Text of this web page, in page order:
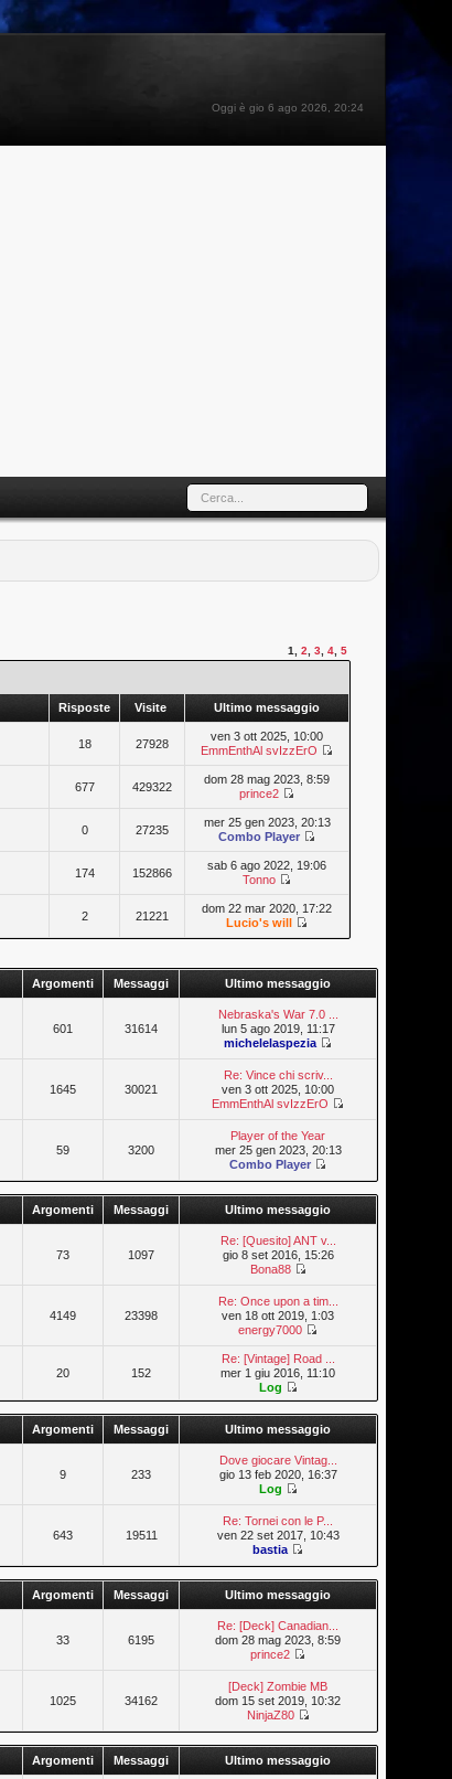
Oggi è gio 6 ago 2026, 20:24
1 ,2 ,3 ,4 ,5
Risposte Visite Ultimo messaggio
18 27928
ven 3 ott 2025, 10:00
EmmEnthAl svIzzErO
677 429322
dom 28 mag 2023, 8:59
prince2
0 27235
mer 25 gen 2023, 20:13
Combo Player
174 152866
sab 6 ago 2022, 19:06
Tonno
2 21221
dom 22 mar 2020, 17:22
Lucio's will
Argomenti Messaggi Ultimo messaggio
601 31614
Nebraska's War 7.0 ...
lun 5 ago 2019, 11:17
michelelaspezia
1645 30021
Re: Vince chi scriv...
ven 3 ott 2025, 10:00
EmmEnthAl svIzzErO
59 3200
Player of the Year
mer 25 gen 2023, 20:13
Combo Player
Argomenti Messaggi Ultimo messaggio
73 1097
Re: [Quesito] ANT v...
gio 8 set 2016, 15:26
Bona88
4149 23398
Re: Once upon a tim...
ven 18 ott 2019, 1:03
energy7000
20 152
Re: [Vintage] Road ...
mer 1 giu 2016, 11:10
Log
Argomenti Messaggi Ultimo messaggio
9 233
Dove giocare Vintag...
gio 13 feb 2020, 16:37
Log
643 19511
Re: Tornei con le P...
ven 22 set 2017, 10:43
bastia
Argomenti Messaggi Ultimo messaggio
33 6195
Re: [Deck] Canadian...
dom 28 mag 2023, 8:59
prince2
1025 34162
[Deck] Zombie MB
dom 15 set 2019, 10:32
NinjaZ80
Argomenti Messaggi Ultimo messaggio